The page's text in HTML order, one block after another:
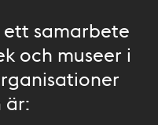
ett samarbete
och museer i
är: